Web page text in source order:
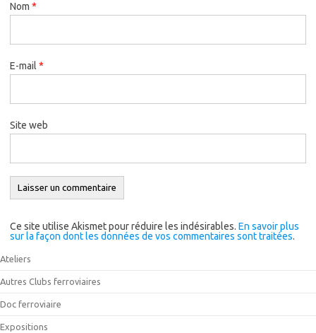
Nom *
E-mail *
Site web
Ce site utilise Akismet pour réduire les indésirables. En savoir plus
sur la façon dont les données de vos commentaires sont traitées.
Ateliers
Autres Clubs ferroviaires
Doc ferroviaire
Expositions